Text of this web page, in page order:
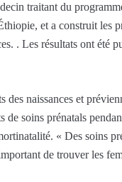
traitant du
et a construit les
. Les résultats ont été
des naissances et
soins prénatals
« Des soins
de trouver les